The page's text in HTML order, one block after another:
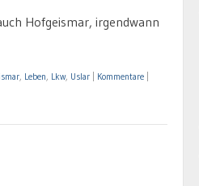
Hofgeismar, irgendwann
, Leben, Lkw, Uslar Kommentare